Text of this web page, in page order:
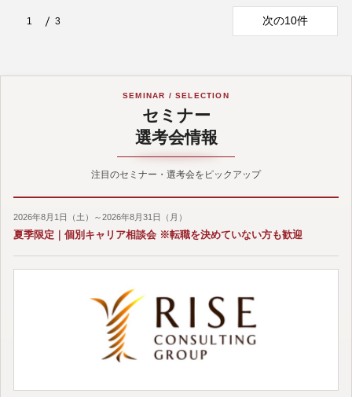
1 3 次の10件
SEMINAR / SELECTION
セミナー
選考会情報
注目のセミナー・選考会をピックアップ
2026年8月1日（土）～2026年8月31日（月）
夏季限定｜個別キャリア相談会 ※転職を決めていない方も歓迎